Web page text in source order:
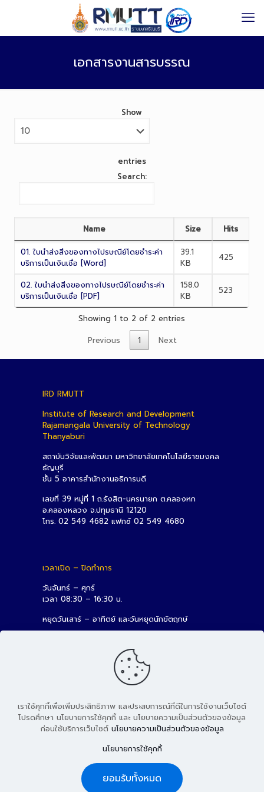
เอกสารงานสารบรรณ
Show
entries
Search:
Name Size Hits
01. ใบนำส่งสิ่งของทางไปรษณีย์โดยชำระค่า
บริการเป็นเงินเชื่อ [Word]
39.1
KB
425
02. ใบนำส่งสิ่งของทางไปรษณีย์โดยชำระค่า
บริการเป็นเงินเชื่อ [PDF]
158.0
KB
523
Showing 1 to 2 of 2 entries
Previous
1 Next
IRD RMUTT
Institute of Research and Development
Rajamangala University of Technology
Thanyaburi
สถาบันวิจัยและพัฒนา มหาวิทยาลัยเทคโนโลยีราชมงคล
ธัญบุรี
ชั้น 5 อาคารสำนักงานอธิการบดี
เลขที่ 39 หมู่ที่ 1 ถ.รังสิต-นครนายก ต.คลองหก
อ.คลองหลวง จ.ปทุมธานี 12120
โทร. 02 549 4682 แฟกซ์ 02 549 4680
เวลาเปิด – ปิดทำการ
วันจันทร์ – ศุกร์
เวลา 08:30 – 16:30 น.
หยุดวันเสาร์ – อาทิตย์ และวันหยุดนักขัตฤกษ์
© 2026 สถาบันวิจัยและพัฒนา มหาวิทยาลัยเทคโนโลยีราชมงคล
ธัญบุรี
เราใช้คุกกี้เพื่อเพิ่มประสิทธิภาพ และประสบการณ์ที่ดีในการใช้งานเว็บไซต์
โปรดศึกษา นโยบายการใช้คุกกี้ และ นโยบายความเป็นส่วนตัวของข้อมูล
ก่อนใช้บริการเว็บไซต์ นโยบายความเป็นส่วนตัวของข้อมูล
นโยบายการใช้คุกกี้
ยอมรับทั้งหมด